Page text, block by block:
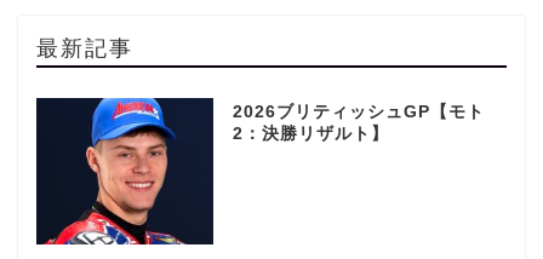
最新記事
2026ブリティッシュGP【モト
2：決勝リザルト】